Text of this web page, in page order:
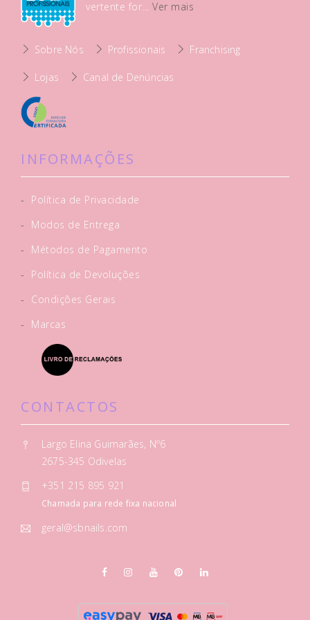
vertente for...Ver mais
Sobre Nós Profissionais Franchising
Lojas Canal de Denúncias
INFORMAÇÕES
-
Política de Privacidade
-
Modos de Entrega
-
Métodos de Pagamento
-
Política de Devoluções
-
Condições Gerais
-
Marcas
CONTACTOS
Largo Elina Guimarães, Nº6
2675-345 Odivelas
+351 215 895 921
Chamada para rede fixa nacional
geral@sbnails.com